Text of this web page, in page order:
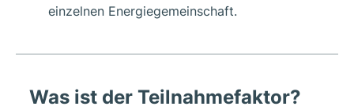
einzelnen Energiegemeinschaft.
Was ist der Teilnahmefaktor?